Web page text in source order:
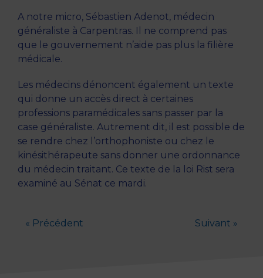
A notre micro, Sébastien Adenot, médecin
généraliste à Carpentras. Il ne comprend pas
que le gouvernement n’aide pas plus la filière
médicale.
Les médecins dénoncent également un texte
qui donne un accès direct à certaines
professions paramédicales sans passer par la
case généraliste. Autrement dit, il est possible de
se rendre chez l’orthophoniste ou chez le
kinésithérapeute sans donner une ordonnance
du médecin traitant. Ce texte de la loi Rist sera
examiné au Sénat ce mardi.
« Précédent Suivant »